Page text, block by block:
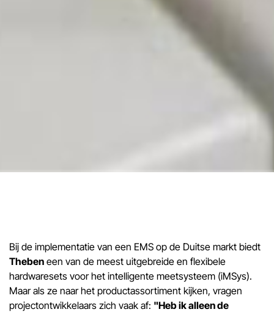
Bij de implementatie van een EMS op de Duitse markt biedt
Theben een van de meest uitgebreide en flexibele
hardwaresets voor het intelligente meetsysteem (iMSys).
Maar als ze naar het productassortiment kijken, vragen
projectontwikkelaars zich vaak af: "Heb ik alleen de